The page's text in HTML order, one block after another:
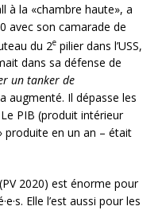
à la «chambre haute», a
avec son camarade de
du 2e pilier dans l’USS,
dans sa défense de
un tanker de
augmenté. Il dépasse les
PIB (produit intérieur
produite en un an – était
2020) est énorme pour
Elle l’est aussi pour les